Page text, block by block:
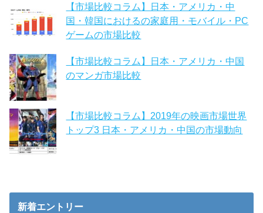
【市場比較コラム】日本・アメリカ・中
国・韓国におけるの家庭用・モバイル・PC
ゲームの市場比較
【市場比較コラム】日本・アメリカ・中国
のマンガ市場比較
【市場比較コラム】2019年の映画市場世界
トップ3 日本・アメリカ・中国の市場動向
新着エントリー